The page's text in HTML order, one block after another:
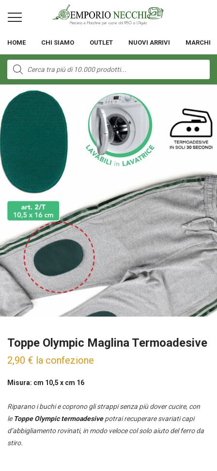
HOME CHI SIAMO OUTLET NUOVI ARRIVI MARCHI
Products
search
Toppe Olympic Maglina Termoadesive
2,90 € la confezione
Misura: cm 10,5 x cm 16
Riparano i buchi e coprono gli strappi senza più dover cucire, con
leToppe Olympic termoadesivepotrai recuperare svariati capi
d’abbigliamento rovinati, in modo veloce col solo aiuto del ferro da
stiro.